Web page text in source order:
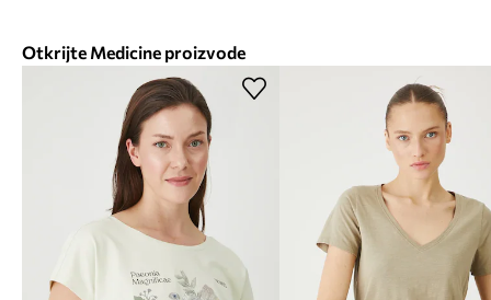
Otkrijte Medicine proizvode